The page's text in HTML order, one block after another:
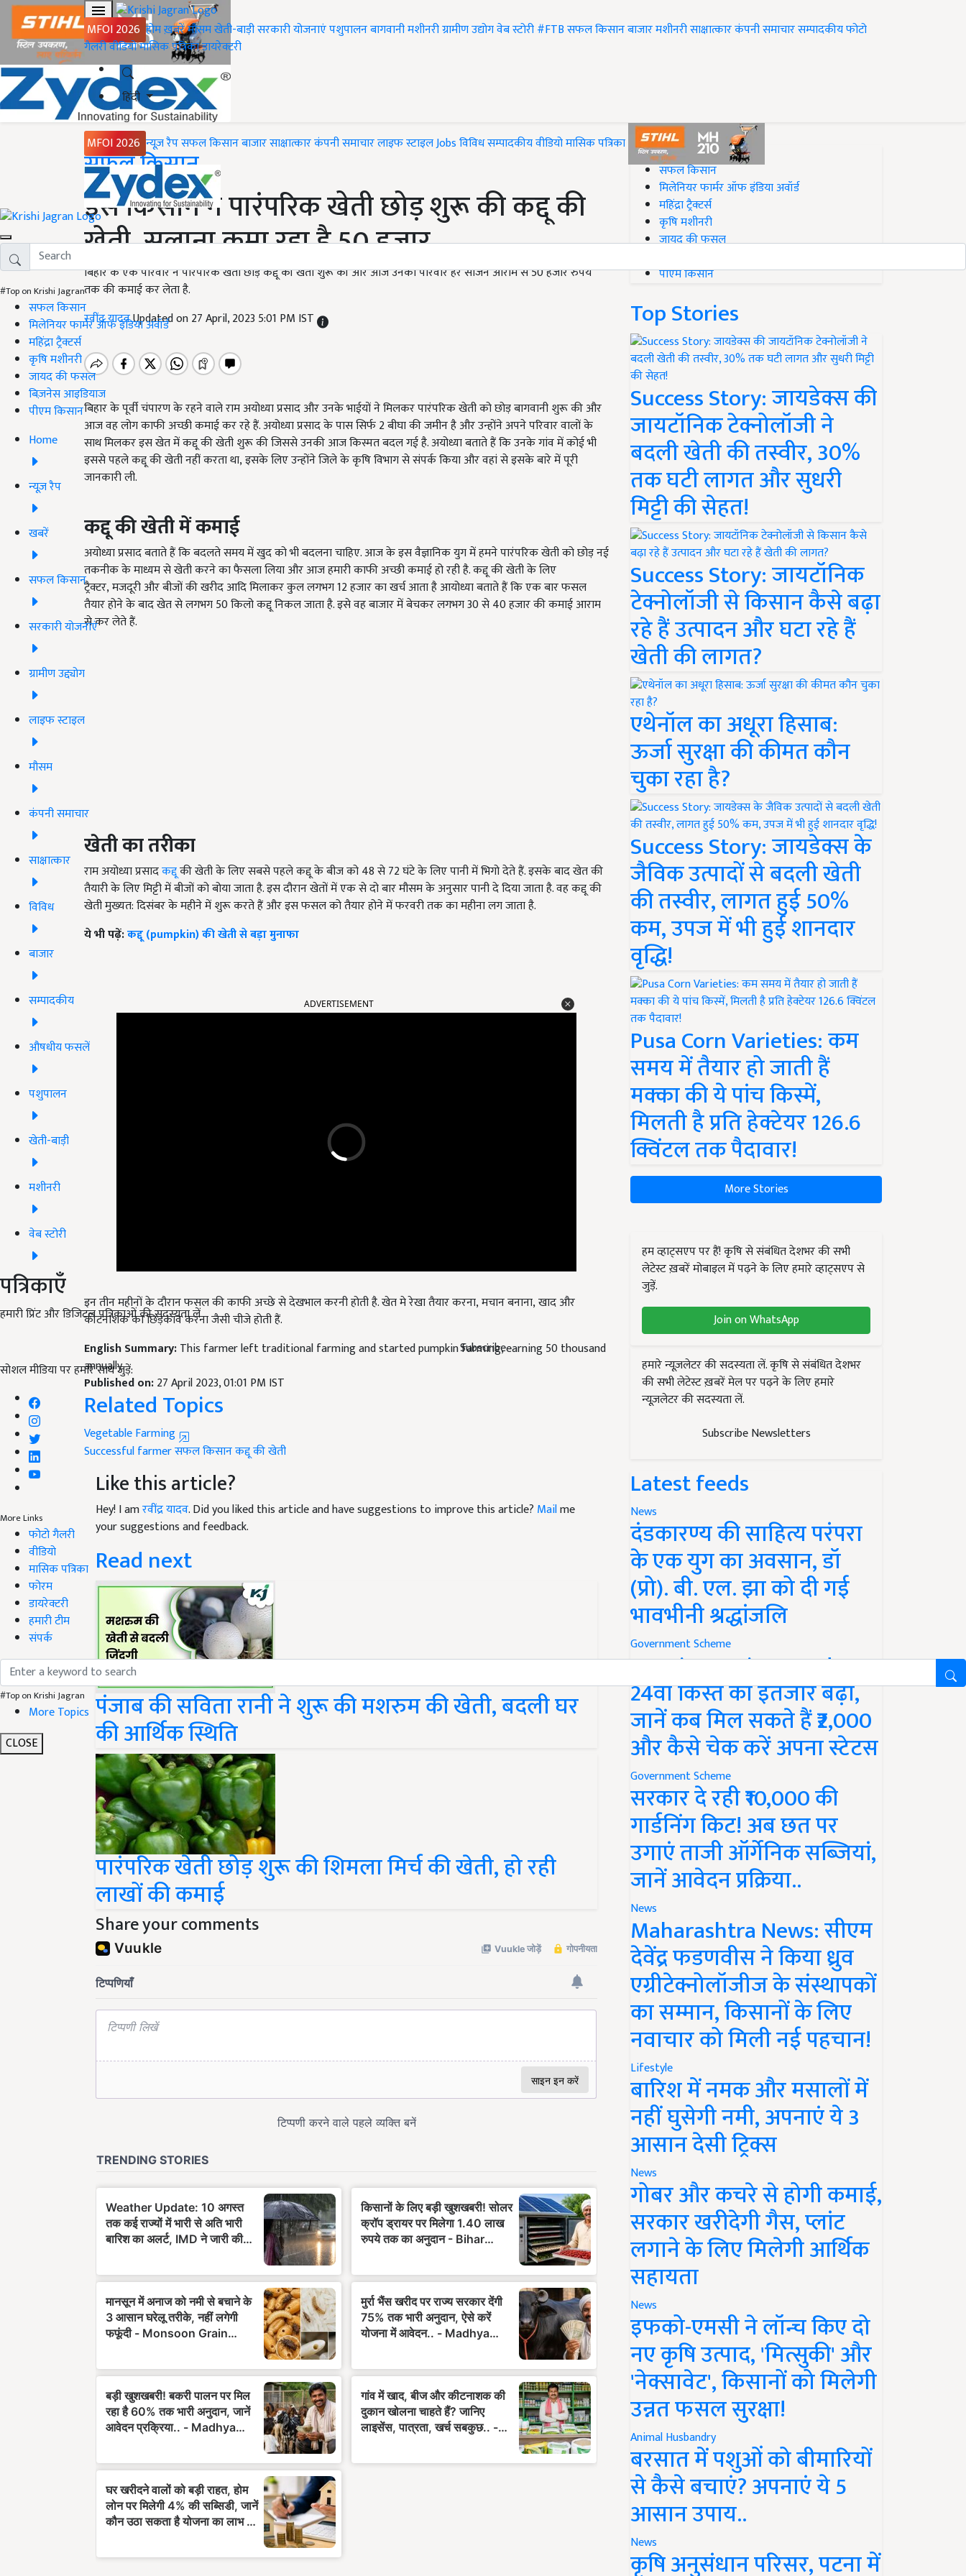
MFOI 2026 होमख़बरेंमौसमखेती-बाड़ीसरकारी योजनाएंपशुपालनबागवानीमशीनरीग्रामीण उद्योगवेब स्टोरी#FTBसफल किसानबाजारमशीनरीसाक्षात्कारकंपनी समाचारसम्पादकीयफोटो
गैलरीवीडियोमासिक पत्रिकाडायरेक्टरी
हिंदी
MFOI 2026 न्यूज़ रैपसफल किसानबाजारसाक्षात्कारकंपनी समाचारलाइफ स्टाइलJobsविविधसम्पादकीयवीडियोमासिक पत्रिका
#Top on Krishi Jagran
सफल किसान
मिलेनियर फार्मर ऑफ इंडिया अवॉर्ड
महिंद्रा ट्रैक्टर्स
कृषि मशीनरी
जायद की फसल
बिज़नेस आइडियाज
पीएम किसान
Home
न्यूज़ रैप
खबरें
सफल किसान
सरकारी योजनाएं
ग्रामीण उद्द्योग
लाइफ स्टाइल
मौसम
कंपनी समाचार
साक्षात्कार
विविध
बाजार
सम्पादकीय
औषधीय फसलें
पशुपालन
खेती-बाड़ी
मशीनरी
वेब स्टोरी
पत्रिकाएँ
हमारी प्रिंट और डिजिटल पत्रिकाओं की सदस्यता लें
Subscribe
सोशल मीडिया पर हमारे साथ जुड़ें:
More Links
फोटो गैलरी
वीडियो
मासिक पत्रिका
फोरम
डायरेक्टरी
हमारी टीम
संपर्क
#Top on Krishi Jagran
More Topics
CLOSE
Home
सफल किसान
इस किसान ने पारंपरिक खेती छोड़ शुरू की कद्दू की
खेती, सलाना कमा रहा है 50 हजार
बिहार के एक परिवार ने पारंपरिक खेती छोड़ कद्दू की खेती शुरू की और आज उनका परिवार हर सीजन आराम से 50 हजार रुपये
तक की कमाई कर लेता है.
रवींद्र यादवUpdated on 27 April, 2023 5:01 PM IST
बिहार के पूर्वी चंपारण के रहने वाले राम अयोध्या प्रसाद और उनके भाईयों ने मिलकर पारंपरिक खेती को छोड़ बागवानी शुरू की और
आज वह लोग काफी अच्छी कमाई कर रहे हैं. अयोध्या प्रसाद के पास सिर्फ2बीघा की जमीन है और उन्होंने अपने परिवार वालों के
साथ मिलकर इस खेत में कद्दू की खेती शुरू की जिससे उनकी आज किस्मत बदल गई है. अयोध्या बताते हैं कि उनके गांव में कोई भी
इससे पहले कद्दू की खेती नहीं करता था,इसके लिए उन्होंने जिले के कृषि विभाग से संपर्क किया और वहां से इसके बारे में पूरी
जानकारी ली.
कद्दू की खेतीमें कमाई
अयोध्या प्रसाद बताते हैं कि बदलते समय में खुद को भी बदलना चाहिए. आज के इस वैज्ञानिक युग में हमने पारंपरिक खेती को छोड़ नई
तकनीक के माध्यम से खेती करने का फैसला लिया और आज हमारी काफी अच्छी कमाई हो रही है. कद्दू की खेती के लिए
ट्रैक्टर,मजदूरी और बीजों की खरीद आदि मिलाकर कुल लगभग12हजार का खर्च आता है आयोध्या बताते हैं कि एक बार फसल
तैयार होने के बाद खेत से लगभग50किलो कद्दू निकल जाता है. इसे वह बाजार में बेचकर लगभग30से40हजार की कमाई आराम
से कर लेते हैं.
खेती का तरीका
राम अयोध्या प्रसादकद्दूकी खेती के लिए सबसे पहले कद्दू के बीज को48से72घंटे के लिए पानी में भिगो देते हैं. इसके बाद खेत की
तैयारी के लिए मिट्टी में बीजों को बोया जाता है. इस दौरान खेतों में एक से दो बार मौसम के अनुसार पानी दे दिया जाता है. वह कद्दू की
खेती मुख्यत: दिसंबर के महीने में शुरू करते हैं और इस फसल को तैयार होने में फरवरी तक का महीना लग जाता है.
ये भी पढ़ें:कद्दू (pumpkin) की खेती से बड़ा मुनाफा
कीटनाशक का छिड़काव करना जैसी चीजे होती हैं.
English Summary:
annually
Published on:
Related Topics
Vegetable Farming
Successful farmerसफल किसान
Like this article?
Hey! I amरवींद्र यादव . Did you liked this article and have suggestions to improve this article?
your suggestions and feedback.
Read next
पंजाब की सविता रानी ने शुरू की मशरुम की खेती, बदली घर
की आर्थिक स्थिति
पारंपरिक खेती छोड़ शुरू की शिमला मिर्च की खेती, हो रही
लाखों की कमाई
Share your comments
#Top on Krishi Jagran
सफल किसान
मिलेनियर फार्मर ऑफ इंडिया अवॉर्ड
महिंद्रा ट्रैक्टर्स
कृषि मशीनरी
जायद की फसल
पीएम किसान
Top Stories
Success Story: जायडेक्स की
जायटॉनिक टेक्नोलॉजी ने
बदली खेती की तस्वीर, 30%
तक घटी लागत और सुधरी
मिट्टी की सेहत!
Success Story: जायटॉनिक
टेक्नोलॉजी से किसान कैसे बढ़ा
रहे हैं उत्पादन और घटा रहे हैं
खेती की लागत?
एथेनॉल का अधूरा हिसाब:
ऊर्जा सुरक्षा की कीमत कौन
चुका रहा है?
Success Story: जायडेक्स के
जैविक उत्पादों से बदली खेती
की तस्वीर, लागत हुई 50%
कम, उपज में भी हुई शानदार
वृद्धि!
Pusa Corn Varieties: कम
समय में तैयार हो जाती हैं
मक्का की ये पांच किस्में,
मिलती है प्रति हेक्टेयर 126.6
क्विंटल तक पैदावार!
More Stories
हम व्हाट्सएप पर हैं! कृषि से संबंधित देशभर की सभी
लेटेस्ट ख़बरें मोबाइल में पढ़ने के लिए हमारे व्हाट्सएप से
जुड़ें.
Join on WhatsApp
हमारे न्यूज़लेटर की सदस्यता लें. कृषि से संबंधित देशभर
की सभी लेटेस्ट ख़बरें मेल पर पढ़ने के लिए हमारे
न्यूज़लेटर की सदस्यता लें.
Subscribe Newsletters
Latest feeds
News
दंडकारण्य की साहित्य परंपरा
के एक युग का अवसान, डॉ
(प्रो). बी. एल. झा को दी गई
भावभीनी श्रद्धांजलि
Government Scheme
PM Kisan Yojana Update:
24वीं किस्त का इंतजार बढ़ा,
जानें कब मिल सकते हैं ₹2,000
और कैसे चेक करें अपना स्टेटस
Government Scheme
सरकार दे रही ₹10,000 की
गार्डनिंग किट! अब छत पर
उगाएं ताजी ऑर्गेनिक सब्जियां,
जानें आवेदन प्रक्रिया..
News
Maharashtra News: सीएम
देवेंद्र फडणवीस ने किया ध्रुव
एग्रीटेक्नोलॉजीज के संस्थापकों
का सम्मान, किसानों के लिए
नवाचार को मिली नई पहचान!
Lifestyle
बारिश में नमक और मसालों में
नहीं घुसेगी नमी, अपनाएं ये 3
आसान देसी ट्रिक्स
News
गोबर और कचरे से होगी कमाई,
सरकार खरीदेगी गैस, प्लांट
लगाने के लिए मिलेगी आर्थिक
सहायता
News
इफको-एमसी ने लॉन्च किए दो
नए कृषि उत्पाद, 'मित्सुकी' और
'नेक्सावेट', किसानों को मिलेगी
उन्नत फसल सुरक्षा!
Animal Husbandry
बरसात में पशुओं को बीमारियों
से कैसे बचाएं? अपनाएं ये 5
आसान उपाय..
News
कृषि अनुसंधान परिसर, पटना में